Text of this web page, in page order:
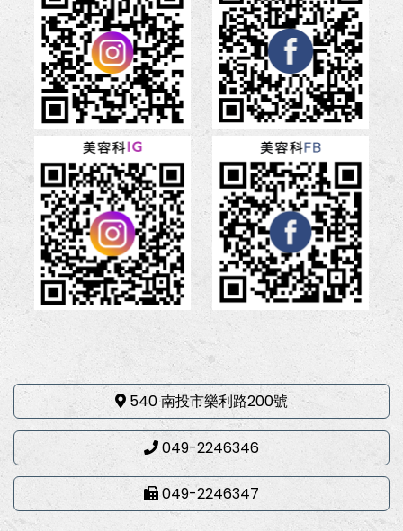
540 南投市樂利路200號
049-2246346
049-2246347